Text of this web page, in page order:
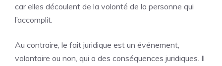
car elles découlent de la volonté de la personne qui
l’accomplit.
Au contraire, le fait juridique est un événement,
volontaire ou non, qui a des conséquences juridiques. Il